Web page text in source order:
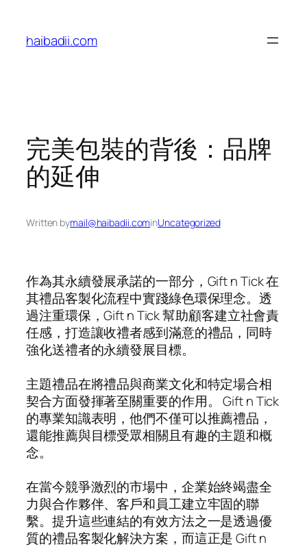
content
haibadii.com
完美包裝的背後：品牌
的延伸
Written bymail@haibadii.cominUncategorized
作為其永續發展承諾的一部分，Gift n Tick 在
其禮品客製化流程中實踐綠色環保理念。透
過注重環保，Gift n Tick 幫助顧客建立社會責
任感，打造讓收禮者感到滿意的禮品，同時
強化送禮者的永續發展目標。
主題禮品在將禮品與商業文化和特定場合相
契合方面發揮著至關重要的作用。 Gift n Tick
的專業知識表明，他們不僅可以推薦禮品，
還能推薦與目標受眾相關且有趣的主題和概
念。
在當今競爭激烈的市場中，企業始終竭盡全
力與合作夥伴、客戶和員工建立牢固的聯
繫。提升這些連結的有效方法之一是透過優
質的禮品客製化解決方案，而這正是 Gift n